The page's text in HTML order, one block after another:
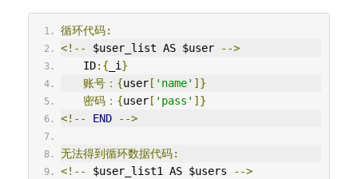
循环代码:
<!--
$user_list AS $user
-->
ID:{ _i}
账号：{user[ 'name' ]}
密码：{user[ 'pass' ]}
<!--
END -->
无法得到循环数据代码:
<!--
$user_list1 AS $users
-->